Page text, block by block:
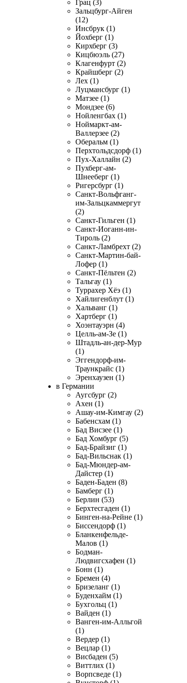
Грац (3)
Зальцбург-Айген
(12)
Инсбрук (1)
Йохберг (1)
Кирхберг (3)
Кицбюэль (27)
Клагенфурт (2)
Крайшберг (2)
Лех (1)
Луцмансбург (1)
Матзее (1)
Мондзее (6)
Нойленгбах (1)
Ноймаркт-ам-
Валлерзее (2)
Оберальм (1)
Перхтольдсдорф (1)
Пух-Халлайн (2)
Пухберг-ам-
Шнееберг (1)
Ригерсбург (1)
Санкт-Вольфганг-
им-Зальцкаммергут
(2)
Санкт-Гильген (1)
Санкт-Иоганн-ин-
Тироль (2)
Санкт-Ламбрехт (2)
Санкт-Мартин-бай-
Лофер (1)
Санкт-Пёльтен (2)
Тальгау (1)
Туррахер Хёэ (1)
Хайлигенблут (1)
Хальванг (1)
Хартберг (1)
Хоэнтауэрн (4)
Целль-ам-Зе (1)
Штадль-ан-дер-Мур
(1)
Эггендорф-им-
Траункрайс (1)
Эренхаузен (1)
в Германии
Аугсбург (2)
Ахен (1)
Ашау-им-Кимгау (2)
Бабенсхам (1)
Бад Висзее (1)
Бад Хомбург (5)
Бад-Брайзиг (1)
Бад-Вильснак (1)
Бад-Мюндер-ам-
Дайстер (1)
Баден-Баден (8)
Бамберг (1)
Берлин (53)
Берхтесгаден (1)
Бинген-на-Рейне (1)
Биссендорф (1)
Бланкенфельде-
Малов (1)
Бодман-
Людвигсхафен (1)
Бонн (1)
Бремен (4)
Бризеланг (1)
Буденхайм (1)
Бухгольц (1)
Вайден (1)
Ванген-им-Алльгой
(1)
Вердер (1)
Вецлар (1)
Висбаден (5)
Виттлих (1)
Ворпсведе (1)